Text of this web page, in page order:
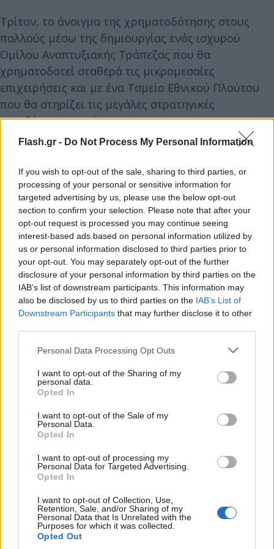
Flash.gr - Do Not Process My Personal Information
If you wish to opt-out of the sale, sharing to third parties, or
processing of your personal or sensitive information for
targeted advertising by us, please use the below opt-out
section to confirm your selection. Please note that after your
opt-out request is processed you may continue seeing
interest-based ads based on personal information utilized by
us or personal information disclosed to third parties prior to
your opt-out. You may separately opt-out of the further
disclosure of your personal information by third parties on the
IAB’s list of downstream participants. This information may
also be disclosed by us to third parties on the IAB’s List of
Downstream Participants that may further disclose it to other
Please note that this website/app uses one or more Google
not limited to your visit or usage behaviour. You may click to
grant or deny consent to Google and its third-party tags to
use your data for below specified purposes in below Google
consent section.
Personal Data Processing Opt Outs
I want to opt-out of the Sharing of my
personal data.
Opted In
I want to opt-out of the Sale of my
Personal Data.
Opted In
I want to opt-out of processing my
Personal Data for Targeted Advertising.
Opted In
I want to opt-out of Collection, Use,
Retention, Sale, and/or Sharing of my
Personal Data that Is Unrelated with the
Purposes for which it was collected.
Opted Out
Τρίτον, το άνοιγμα της χρηματοδότησης στους
πολλούς μέσω της δημιουργίας ενός ισχυρού
Ομίλου Αναπτυξιακής Τράπεζας που θα
χρηματοδοτεί σταθερά τις μικρομεσαίες
επιχειρήσεις και με ένα Ταμείο Εθνικού Πλούτου
που θα στηρίζει τις μεγάλες στρατηγικές
επενδύσεις της χώρας.
Τέταρτον, η μείωση του διοικητικού και